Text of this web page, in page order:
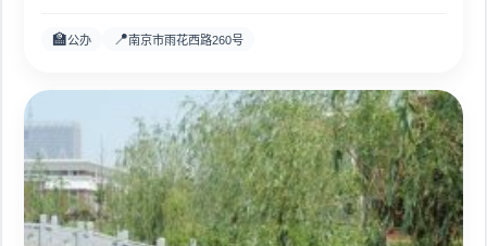
🏫公办 📍南京市雨花西路260号